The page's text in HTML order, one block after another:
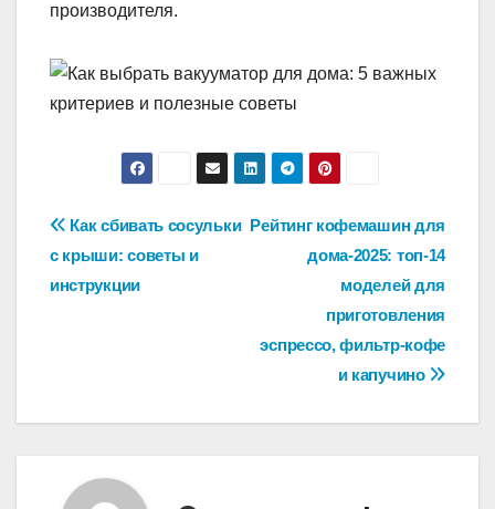
производителя.
Навигация
по
Рейтинг кофемашин для
дома-2025: топ-14
моделей для
приготовления
эспрессо, фильтр-кофе
и капучино
Как сбивать сосульки
с крыши: советы и
инструкции